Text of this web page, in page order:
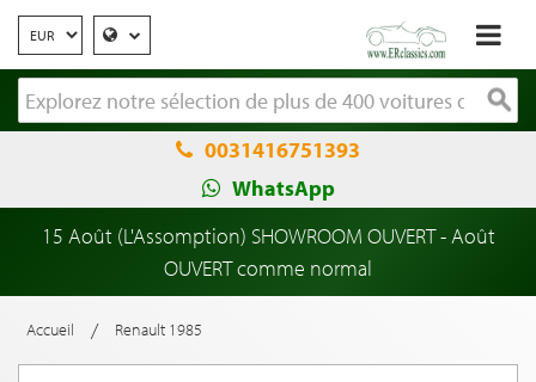
0031416751393
WhatsApp
15 Août (L'Assomption) SHOWROOM OUVERT - Août
OUVERT comme normal
Accueil / Renault 1985